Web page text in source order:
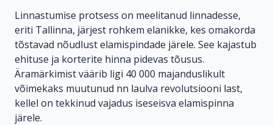
Linnastumise protsess on meelitanud linnadesse,
eriti Tallinna, järjest rohkem elanikke, kes omakorda
tõstavad nõudlust elamispindade järele. See kajastub
ehituse ja korterite hinna pidevas tõusus.
Äramärkimist väärib ligi 40 000 majanduslikult
võimekaks muutunud nn laulva revolutsiooni last,
kellel on tekkinud vajadus iseseisva elamispinna
järele.